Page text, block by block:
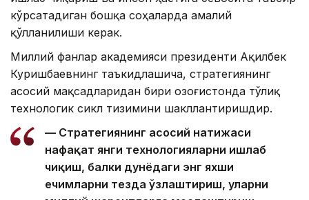
кўрсатадиган бошқа соҳаларда амалий
қўлланилиши керак.
Миллий фанлар академияси президенти Ақилбек
Куришбаевнинг таъкидлашича, стратегиянинг
асосий мақсадларидан бири Қозоғистонда тўлиқ
технологик сикл тизимини шакллантиришдир.
— Стратегиянинг асосий натижаси
нафақат янги технологияларни ишлаб
чиқиш, балки дунёдаги энг яхши
ечимларни тезда ўзлаштириш, уларни